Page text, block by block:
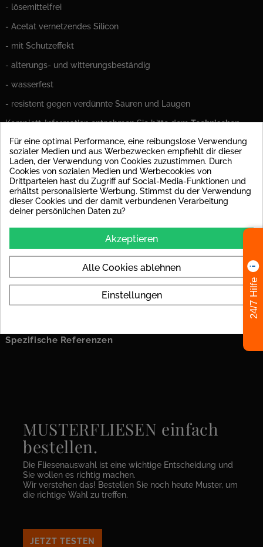
- lösemittelfrei
- Acetat vernetzendes Silicon
- mit Schutzeffekt
- alterungs- und witterungsbeständig
- wasserfest
- resistent gegen verdünnte Säuren und Laugen
Komplett-Information entnehmen Sie bitte demTechnischen
Anwendungsbereiche Sanitär Profi Silikon:eignet sich für
Anschluß- und Dehnungsfugen im Innen- und Außenbereich u. a.
– im Sanitärbereich zur Fugenabdichtung bei sanitärkera-
mischen Einrichtungen wie zwischen Fliesen und Badewanne,
Wasch- oder Duschbecken.
Auf Lager 58 Artikel
Datenblatt
beige
Spezifische Referenzen
MUSTERFLIESEN einfach
bestellen.
Die Fliesenauswahl ist eine wichtige Entscheidung und
Sie wollen es richtig machen.
Wir verstehen das! Bestellen Sie noch heute Muster, um
die richtige Wahl zu treffen.
JETZT TESTEN
Für eine optimal Performance, eine reibungslose Verwendung
sozialer Medien und aus Werbezwecken empfiehlt dir dieser
Laden, der Verwendung von Cookies zuzustimmen. Durch
Cookies von sozialen Medien und Werbecookies von
Drittparteien hast du Zugriff auf Social-Media-Funktionen und
erhältst personalisierte Werbung. Stimmst du der Verwendung
dieser Cookies und der damit verbundenen Verarbeitung
deiner persönlichen Daten zu?
Akzeptieren
Alle Cookies ablehnen
Einstellungen 24/7 Hilfe